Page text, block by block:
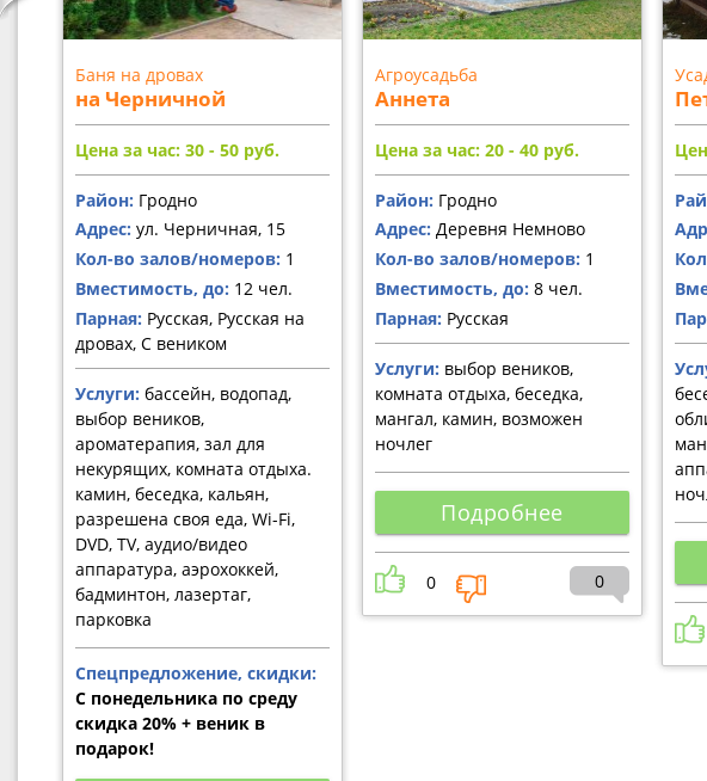
Баня на дровах
на Черничной
Цена за час: 30 - 50 руб.
Район: Гродно
Адрес: ул. Черничная, 15
Кол-во залов/номеров: 1
Вместимость, до: 12 чел.
Парная: Русская, Русская на
дровах, С веником
Услуги: бассейн, водопад,
выбор веников,
ароматерапия, зал для
некурящих, комната отдыха.
камин, беседка, кальян,
разрешена своя еда, Wi-Fi,
DVD, TV, аудио/видео
аппаратура, аэрохоккей,
бадминтон, лазертаг,
парковка
Спецпредложение, скидки:
С понедельника по среду
скидка 20% + веник в
подарок!
Агроусадьба
Аннета
Цена за час: 20 - 40 руб.
Район: Гродно
Адрес: Деревня Немново
Кол-во залов/номеров: 1
Вместимость, до: 8 чел.
Парная: Русская
Услуги: выбор веников,
комната отдыха, беседка,
мангал, камин, возможен
ночлег
Подробнее
0 0